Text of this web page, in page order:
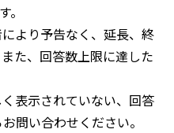
より予告なく、延長、終
た、回答数上限に達した
表示されていない、回答
問い合わせください。